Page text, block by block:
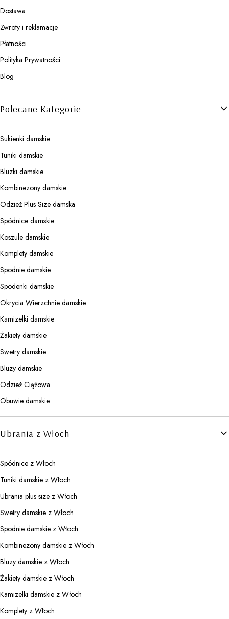
Dostawa
Zwroty i reklamacje
Płatności
Polityka Prywatności
Blog
Polecane Kategorie
Sukienki damskie
Tuniki damskie
Bluzki damskie
Kombinezony damskie
Odzież Plus Size damska
Spódnice damskie
Koszule damskie
Komplety damskie
Spodnie damskie
Spodenki damskie
Okrycia Wierzchnie damskie
Kamizelki damskie
Żakiety damskie
Swetry damskie
Bluzy damskie
Odzież Ciążowa
Obuwie damskie
Ubrania z Włoch
Spódnice z Włoch
Tuniki damskie z Włoch
Ubrania plus size z Włoch
Swetry damskie z Włoch
Spodnie damskie z Włoch
Kombinezony damskie z Włoch
Bluzy damskie z Włoch
Żakiety damskie z Włoch
Kamizelki damskie z Włoch
Komplety z Włoch